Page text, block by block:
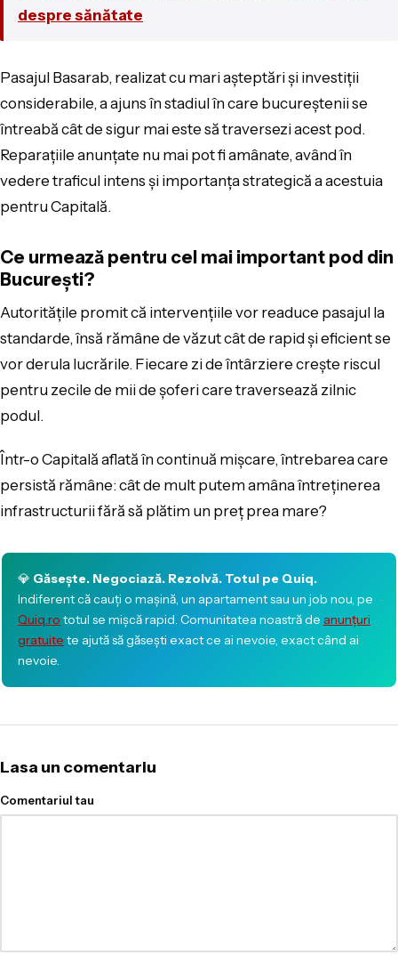
despre sănătate
Pasajul Basarab, realizat cu mari așteptări și investiții
considerabile, a ajuns în stadiul în care bucureștenii se
întreabă cât de sigur mai este să traversezi acest pod.
Reparațiile anunțate nu mai pot fi amânate, având în
vedere traficul intens și importanța strategică a acestuia
pentru Capitală.
Ce urmează pentru cel mai important pod din
București?
Autoritățile promit că intervențiile vor readuce pasajul la
standarde, însă rămâne de văzut cât de rapid și eficient se
vor derula lucrările. Fiecare zi de întârziere crește riscul
pentru zecile de mii de șoferi care traversează zilnic
podul.
Într-o Capitală aflată în continuă mișcare, întrebarea care
persistă rămâne: cât de mult putem amâna întreținerea
infrastructurii fără să plătim un preț prea mare?
💎 Găsește. Negociază. Rezolvă. Totul pe Quiq.
Indiferent că cauți o mașină, un apartament sau un job nou, pe
Quiq.ro totul se mișcă rapid. Comunitatea noastră de anunțuri
gratuite te ajută să găsești exact ce ai nevoie, exact când ai
nevoie.
Lasa un comentariu
Comentariul tau